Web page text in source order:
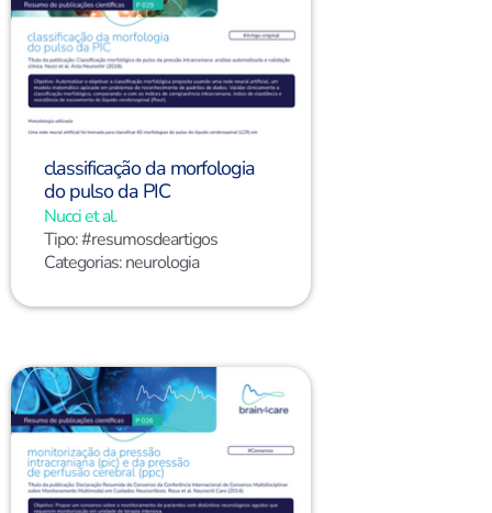
classificação da morfologia
do pulso da PIC
Nucci et al.
Tipo:#resumosdeartigos
Categorias:neurologia